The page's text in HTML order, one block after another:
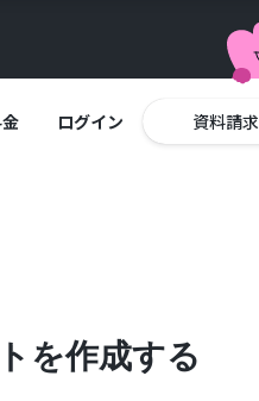
ログイン 資料請求
を作成する